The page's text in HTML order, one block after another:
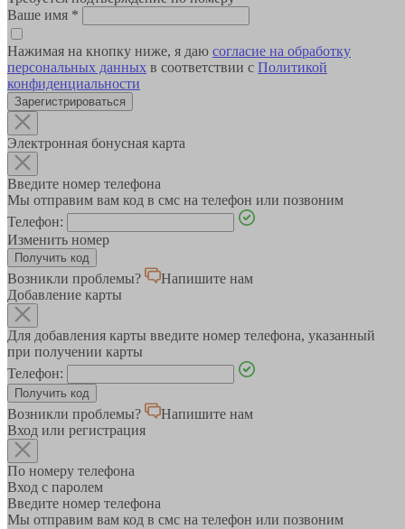
Ваше имя *
Нажимая на кнопку ниже, я даю согласие на обработку
персональных данных в соответствии с Политикой
конфиденциальности
Зарегистрироваться
Электронная бонусная карта
Введите номер телефона
Мы отправим вам код в смс на телефон или позвоним
Телефон:
Изменить номер
Возникли проблемы?
Напишите нам
Добавление карты
Для добавления карты введите номер телефона, указанный
при получении карты
Телефон:
Возникли проблемы?
Напишите нам
Вход или регистрация
По номеру телефона
Вход с паролем
Введите номер телефона
Мы отправим вам код в смс на телефон или позвоним